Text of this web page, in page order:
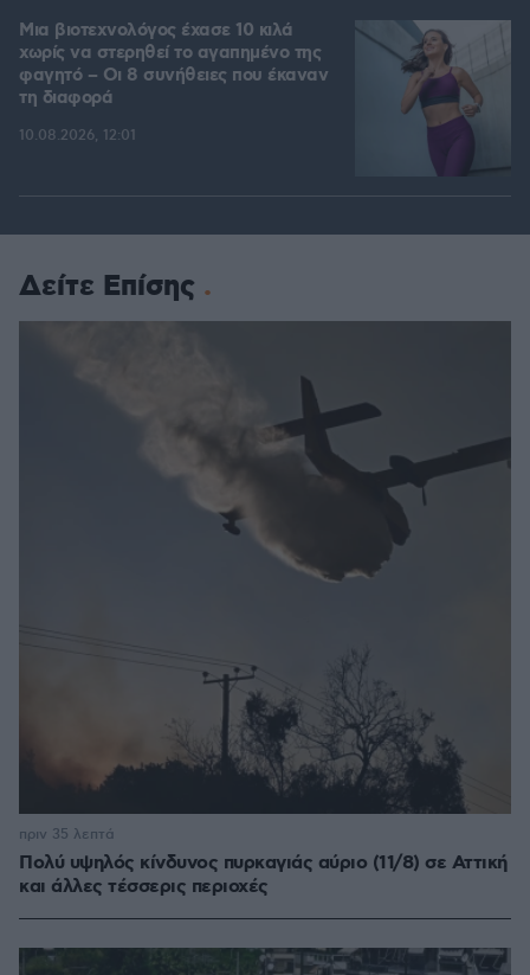
Μια βιοτεχνολόγος έχασε 10 κιλά
χωρίς να στερηθεί το αγαπημένο της
φαγητό – Οι 8 συνήθειες που έκαναν
τη διαφορά
10.08.2026, 12:01
Δείτε Επίσης
Πολύ υψηλός κίνδυνος πυρκαγιάς αύριο (11/8) σε Αττική
και άλλες τέσσερις περιοχές
πριν 35 λεπτά